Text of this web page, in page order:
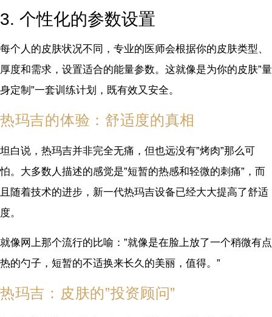
3. 个性化的参数设置
每个人的皮肤状况不同，专业的医师会根据你的皮肤类型、
厚度和需求，设置适合的能量参数。这就像是为你的皮肤”量
身定制”一套训练计划，既有效又安全。
热玛吉的体验：舒适度的真相
坦白说，热玛吉并非完全无痛，但也远没有”烤肉”那么可
怕。大多数人描述的感觉是”短暂的热感和轻微的刺痛”，而
且随着技术的进步，新一代热玛吉设备已经大大提高了舒适
度。
就像网上那个流行的比喻：”就像是在脸上放了一个稍微有点
热的勺子，短暂的不适换来长久的美丽，值得。”
热玛吉：皮肤的”投资顾问”